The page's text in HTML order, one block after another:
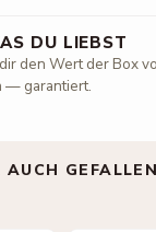
DU LIEBST
den Wert der Box
— garantiert.
GEFALLEN